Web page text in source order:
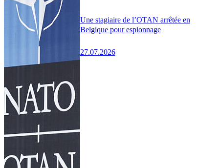
Une stagiaire de l’OTAN arrêtée en
Belgique pour espionnage
27.07.2026